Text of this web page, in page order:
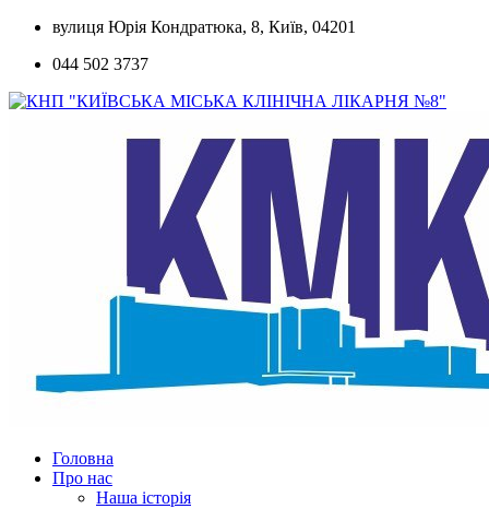
Skip
content
вулиця Юрія Кондратюка, 8, Київ, 04201
044 502 3737
Головна
Про нас
Наша історія